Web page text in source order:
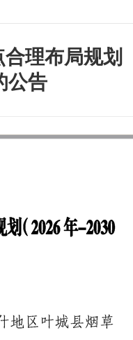
理布局规划
公告